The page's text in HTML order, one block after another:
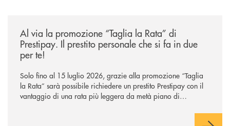
Al via la promozione “Taglia la Rata” di
Prestipay. Il prestito personale che si fa in due
per te!
Solo fino al 15 luglio 2026, grazie alla promozione “Taglia
la Rata” sarà possibile richiedere un prestito Prestipay con il
vantaggio di una rata più leggera da metà piano di